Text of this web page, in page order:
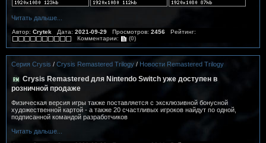
Читать дальше...
Автор: Crytek Дата: 2021-09-29 Просмотров: 2456 Рейтинг:
Комментарии:
(0)
Серия Crysis / Crysis Remastered Trilogy / Новости Remastered Trilogy
Crysis Remastered для Nintendo Switch уже доступен в
розничной продаже
Физическая версия игры также поставляется с эксклюзивной бонусной
художественной картой - а также 20 счастливых игроков найдут по одной,
подписанной командой разработчиков
Читать дальше...